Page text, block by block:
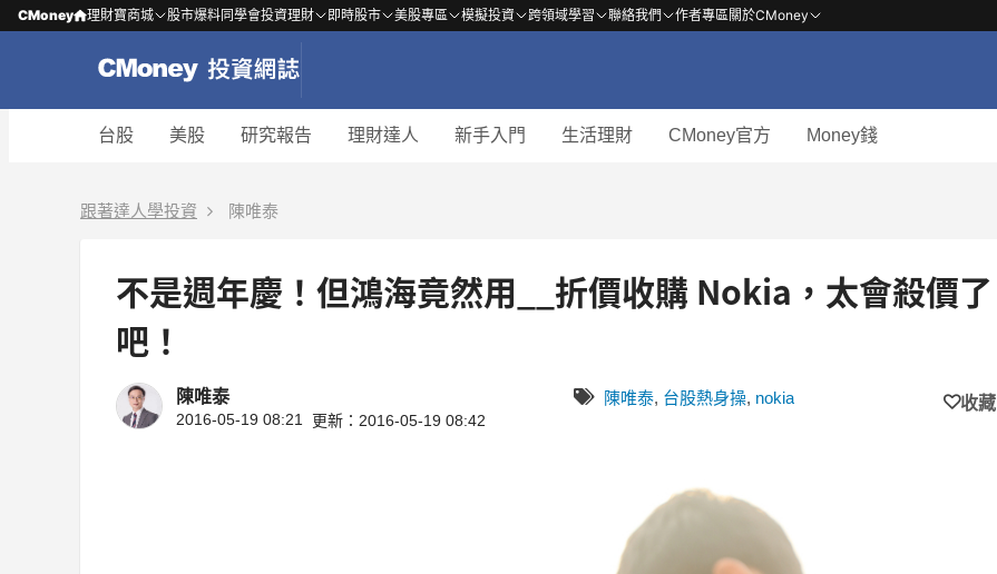
CMoney 理財寶商城 股市爆料同學會投資理財 即時股市 美股專區 模擬投資 跨領域學習 聯絡我們 作者專區關於CMoney
台股 美股 研究報告 理財達人 新手入門 生活理財 CMoney官方 Money錢
跟著達人學投資 陳唯泰
不是週年慶！但鴻海竟然用__折價收購 Nokia，太會殺價了
吧！
陳唯泰
2016-05-19 08:21 更新：2016-05-19 08:42
陳唯泰, 台股熱身操, nokia 收藏